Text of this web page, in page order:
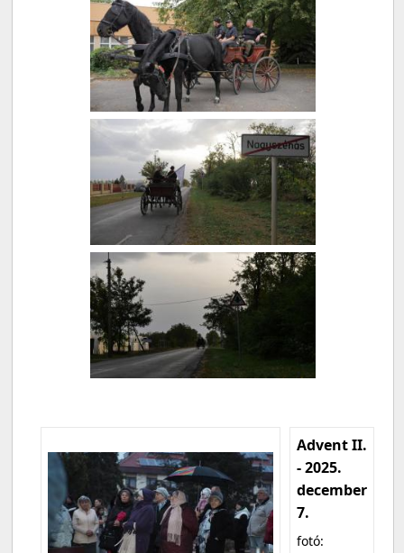
Advent II.
- 2025.
december
7.
fotó: